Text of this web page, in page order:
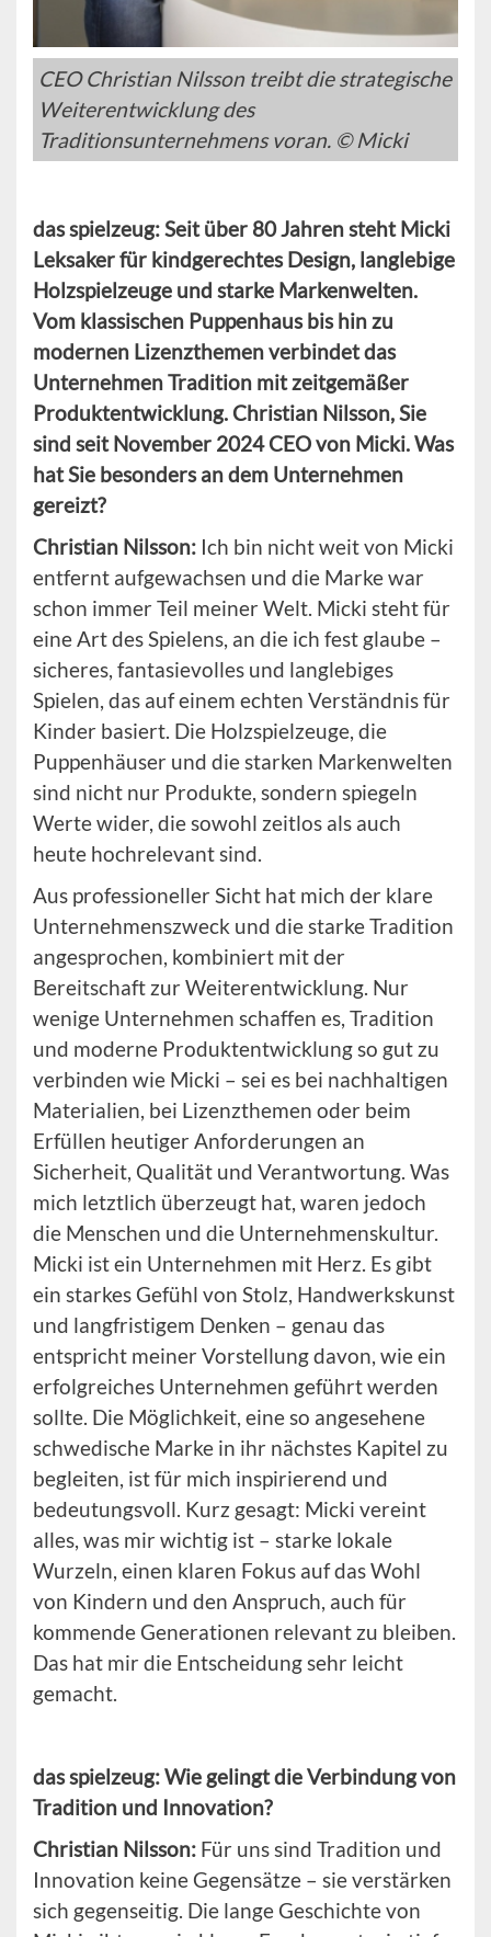
CEO Christian Nilsson treibt die strategische
Weiterentwicklung des
Traditionsunternehmens voran. © Micki
das spielzeug: Seit über 80 Jahren steht Micki
Leksaker für kindgerechtes Design, langlebige
Holzspielzeuge und starke Markenwelten.
Vom klassischen Puppenhaus bis hin zu
modernen Lizenzthemen verbindet das
Unternehmen Tradition mit zeitgemäßer
Produktentwicklung. Christian Nilsson, Sie
sind seit November 2024 CEO von Micki. Was
hat Sie besonders an dem Unternehmen
gereizt?
Christian Nilsson: Ich bin nicht weit von Micki
entfernt aufgewachsen und die Marke war
schon immer Teil meiner Welt. Micki steht für
eine Art des Spielens, an die ich fest glaube –
sicheres, fantasievolles und langlebiges
Spielen, das auf einem echten Verständnis für
Kinder basiert. Die Holzspielzeuge, die
Puppenhäuser und die starken Markenwelten
sind nicht nur Produkte, sondern spiegeln
Werte wider, die sowohl zeitlos als auch
heute hochrelevant sind.
Aus professioneller Sicht hat mich der klare
Unternehmenszweck und die starke Tradition
angesprochen, kombiniert mit der
Bereitschaft zur Weiterentwicklung. Nur
wenige Unternehmen schaffen es, Tradition
und moderne Produktentwicklung so gut zu
verbinden wie Micki – sei es bei nachhaltigen
Materialien, bei Lizenzthemen oder beim
Erfüllen heutiger Anforderungen an
Sicherheit, Qualität und Verantwortung. Was
mich letztlich überzeugt hat, waren jedoch
die Menschen und die Unternehmenskultur.
Micki ist ein Unternehmen mit Herz. Es gibt
ein starkes Gefühl von Stolz, Handwerkskunst
und langfristigem Denken – genau das
entspricht meiner Vorstellung davon, wie ein
erfolgreiches Unternehmen geführt werden
sollte. Die Möglichkeit, eine so angesehene
schwedische Marke in ihr nächstes Kapitel zu
begleiten, ist für mich inspirierend und
bedeutungsvoll. Kurz gesagt: Micki vereint
alles, was mir wichtig ist – starke lokale
Wurzeln, einen klaren Fokus auf das Wohl
von Kindern und den Anspruch, auch für
kommende Generationen relevant zu bleiben.
Das hat mir die Entscheidung sehr leicht
gemacht.
das spielzeug: Wie gelingt die Verbindung von
Tradition und Innovation?
Christian Nilsson: Für uns sind Tradition und
Innovation keine Gegensätze – sie verstärken
sich gegenseitig. Die lange Geschichte von